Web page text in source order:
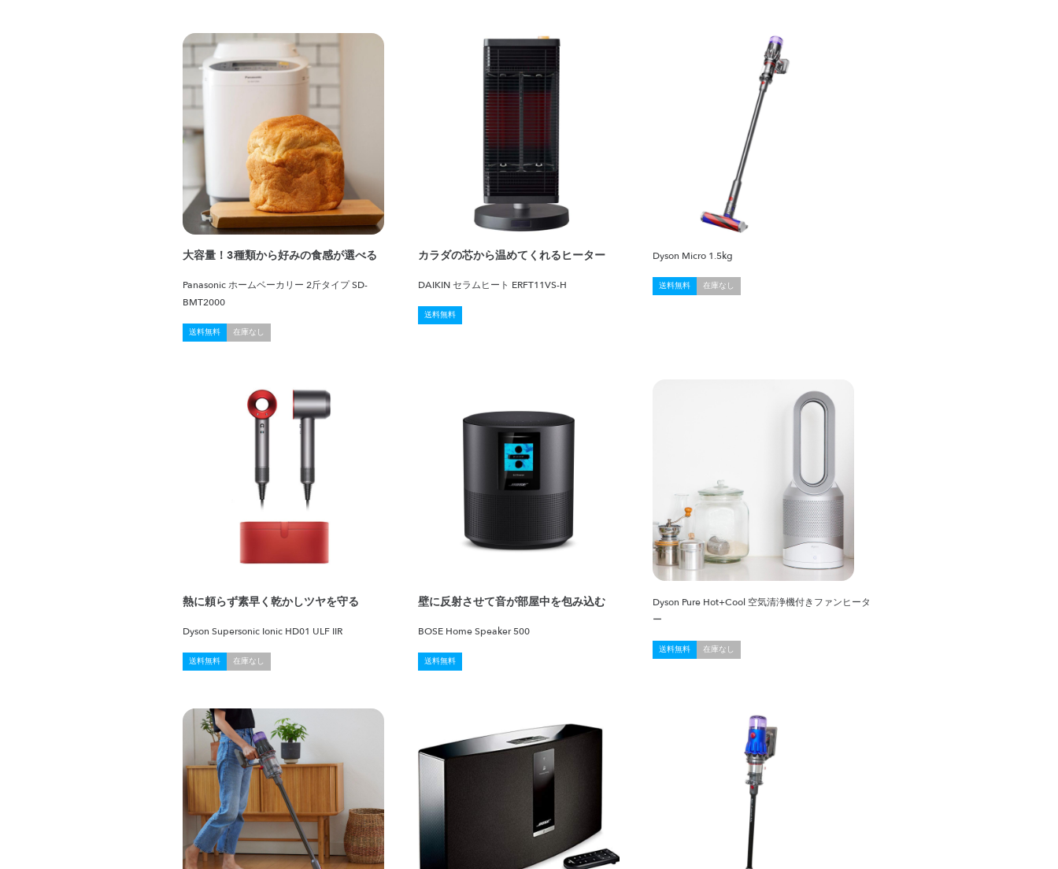
大容量！3種類から好みの食感が選べる
Panasonic ホームベーカリー 2斤タイプ SD-
BMT2000
送料無料 在庫なし
カラダの芯から温めてくれるヒーター
DAIKIN セラムヒート ERFT11VS-H
送料無料
Dyson Micro 1.5kg
送料無料 在庫なし
熱に頼らず素早く乾かしツヤを守る
Dyson Supersonic Ionic HD01 ULF IIR
送料無料 在庫なし
壁に反射させて音が部屋中を包み込む
BOSE Home Speaker 500
送料無料
Dyson Pure Hot+Cool 空気清浄機付きファンヒータ
ー
送料無料 在庫なし